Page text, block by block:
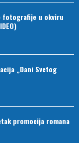
fotografije u okviru
„Dani Svetog
promocija romana